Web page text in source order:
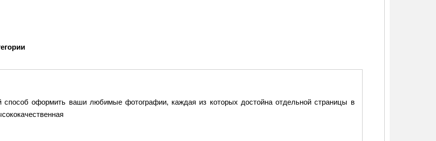
способ оформить ваши любимые фотографии, каждая из которых достойна отдельной страницы в